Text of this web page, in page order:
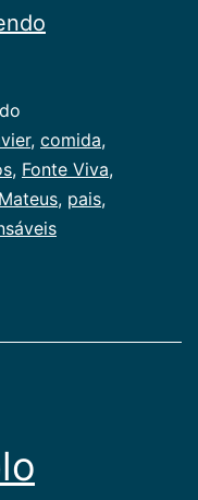
, comida,
, Fonte Viva,
Mateus, pais,